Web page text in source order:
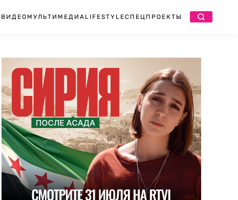
ВИДЕО МУЛЬТИМЕДИА LIFESTYLEСПЕЦПРОЕКТЫ